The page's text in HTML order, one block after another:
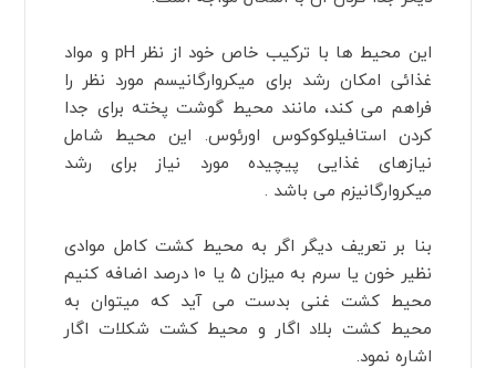
این محیط ها با ترکیب خاص خود از نظر pH و مواد
غذائی امکان رشد برای میکروارگانیسم مورد نظر را
فراهم می‏ کند، مانند محیط گوشت پخته برای جدا
کردن استافیلوکوکوس اورئوس. این محیط شامل
نیازهای غذایی پیچیده مورد نیاز برای رشد
میکروارگانیزم می باشد .
بنا بر تعریف دیگر اگر به محیط کشت کامل موادی
نظیر خون یا سرم به میزان ۵ یا ۱۰ درصد اضافه کنیم
محیط کشت غنی بدست می آید که میتوان به
محیط کشت بلاد اگار و محیط کشت شکلات اگار
اشاره نمود.